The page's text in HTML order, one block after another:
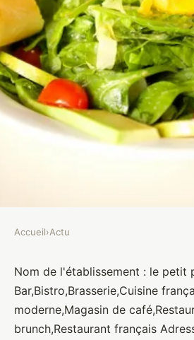
le petit plaisir
Brasseurs •10 janvier 2022•1 min de
Accueil›Actu
Nom de l'établissement : le petit
Bar,Bistro,Brasserie,Cuisine
moderne,Magasin de
brunch,Restaurant français